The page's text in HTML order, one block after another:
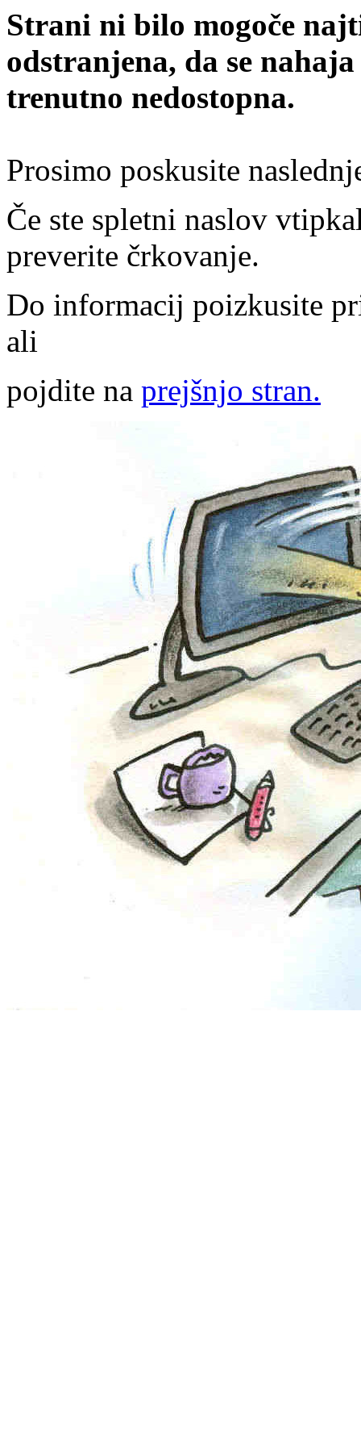
Strani ni bilo mogoče
odstranjena, da se
trenutno nedostopna.
Prosimo poskusite
Če ste spletni naslov
preverite črkovanje.
Do informacij poizkusite
ali
pojdite na prejšnjo stran.